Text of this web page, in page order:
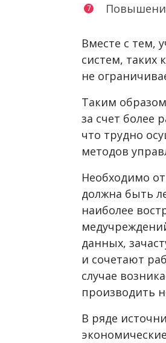
Вместе с тем,
систем, таких
не
Таким
за счет более
что трудно
методов
Необходимо
должна быть
наиболее
данных,
и сочетают
случае
производить
В ряде